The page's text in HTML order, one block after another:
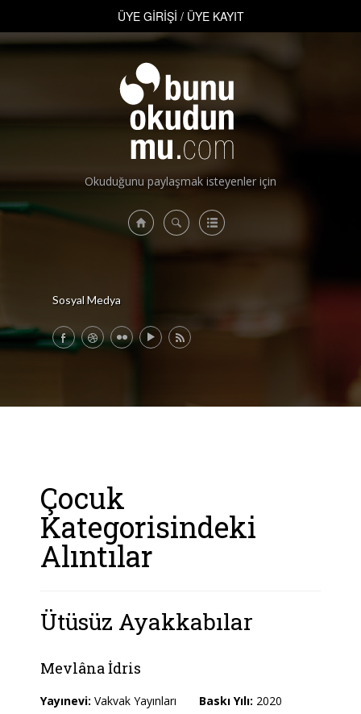
ÜYE GİRİŞİ / ÜYE KAYIT
ÜYE GİRİŞİ/ÜYE KAYIT
Okuduğunu paylaşmak isteyenler için
Sosyal Medya
Çocuk
Kategorisindeki
Alıntılar
Ütüsüz Ayakkabılar
Mevlâna İdris
Yayınevi: Vakvak Yayınları Baskı Yılı: 2020